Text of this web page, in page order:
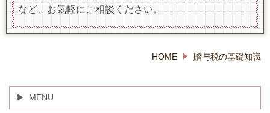
など、お気軽にご相談ください。
HOME 贈与税の基礎知識
MENU